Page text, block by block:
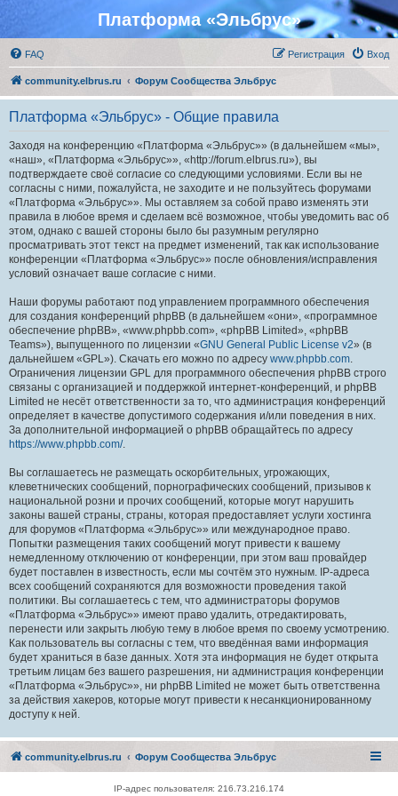
Платформа «Эльбрус»
FAQ Вход
Регистрация
community.elbrus.ru Форум Сообщества Эльбрус
Платформа «Эльбрус» - Общие правила
Заходя на конференцию «Платформа «Эльбрус»» (в дальнейшем «мы»,
«наш», «Платформа «Эльбрус»», «http://forum.elbrus.ru»), вы
подтверждаете своё согласие со следующими условиями. Если вы не
согласны с ними, пожалуйста, не заходите и не пользуйтесь форумами
«Платформа «Эльбрус»». Мы оставляем за собой право изменять эти
правила в любое время и сделаем всё возможное, чтобы уведомить вас об
этом, однако с вашей стороны было бы разумным регулярно
просматривать этот текст на предмет изменений, так как использование
конференции «Платформа «Эльбрус»» после обновления/исправления
условий означает ваше согласие с ними.
Наши форумы работают под управлением программного обеспечения
для создания конференций phpBB (в дальнейшем «они», «программное
обеспечение phpBB», «www.phpbb.com», «phpBB Limited», «phpBB
Teams»), выпущенного по лицензии «GNU General Public License v2» (в
дальнейшем «GPL»). Скачать его можно по адресу www.phpbb.com.
Ограничения лицензии GPL для программного обеспечения phpBB строго
связаны с организацией и поддержкой интернет-конференций, и phpBB
Limited не несёт ответственности за то, что администрация конференций
определяет в качестве допустимого содержания и/или поведения в них.
За дополнительной информацией о phpBB обращайтесь по адресу
https://www.phpbb.com/.
Вы соглашаетесь не размещать оскорбительных, угрожающих,
клеветнических сообщений, порнографических сообщений, призывов к
национальной розни и прочих сообщений, которые могут нарушить
законы вашей страны, страны, которая предоставляет услуги хостинга
для форумов «Платформа «Эльбрус»» или международное право.
Попытки размещения таких сообщений могут привести к вашему
немедленному отключению от конференции, при этом ваш провайдер
будет поставлен в известность, если мы сочтём это нужным. IP-адреса
всех сообщений сохраняются для возможности проведения такой
политики. Вы соглашаетесь с тем, что администраторы форумов
«Платформа «Эльбрус»» имеют право удалить, отредактировать,
перенести или закрыть любую тему в любое время по своему усмотрению.
Как пользователь вы согласны с тем, что введённая вами информация
будет храниться в базе данных. Хотя эта информация не будет открыта
третьим лицам без вашего разрешения, ни администрация конференции
«Платформа «Эльбрус»», ни phpBB Limited не может быть ответственна
за действия хакеров, которые могут привести к несанкционированному
доступу к ней.
community.elbrus.ru Форум Сообщества Эльбрус
IP-адрес пользователя: 216.73.216.174